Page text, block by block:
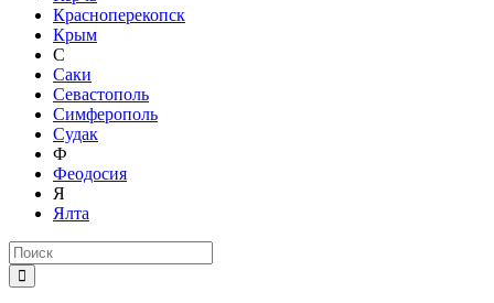
Красноперекопск
Крым
С
Саки
Севастополь
Симферополь
Судак
Ф
Феодосия
Я
Ялта